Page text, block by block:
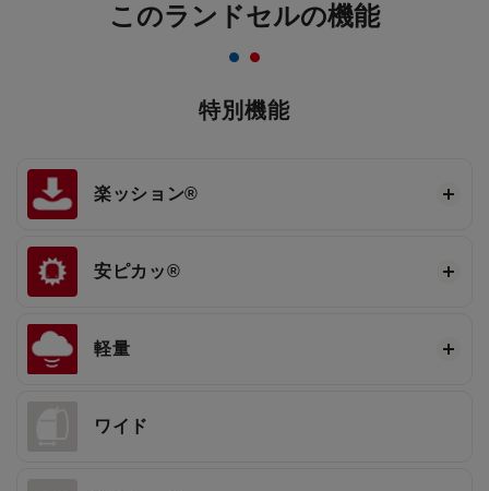
このランドセルの機能
特別機能
楽ッション®
安ピカッ®
軽量
ワイド